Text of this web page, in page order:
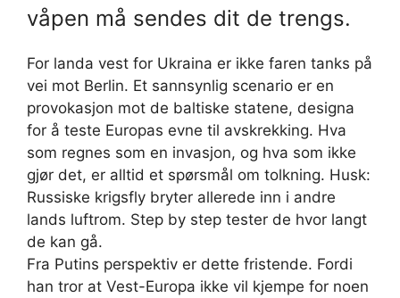
våpen må sendes dit de trengs.
For landa vest for Ukraina er ikke faren tanks på
vei mot Berlin. Et sannsynlig scenario er en
provokasjon mot de baltiske statene, designa
for å teste Europas evne til avskrekking. Hva
som regnes som en invasjon, og hva som ikke
gjør det, er alltid et spørsmål om tolkning. Husk:
Russiske krigsfly bryter allerede inn i andre
lands luftrom. Step by step tester de hvor langt
de kan gå.
Fra Putins perspektiv er dette fristende. Fordi
han tror at Vest-Europa ikke vil kjempe for noen